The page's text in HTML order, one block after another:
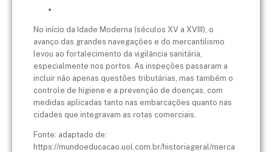
No início da Idade Moderna (séculos XV a XVIII), o
avanço das grandes navegações e do mercantilismo
levou ao fortalecimento da vigilância sanitária,
especialmente nos portos. As inspeções passaram a
incluir não apenas questões tributárias, mas também o
controle de higiene e a prevenção de doenças, com
medidas aplicadas tanto nas embarcações quanto nas
cidades que integravam as rotas comerciais.
Fonte: adaptado de:
https://mundoeducacao.uol.com.br/historiageral/merca